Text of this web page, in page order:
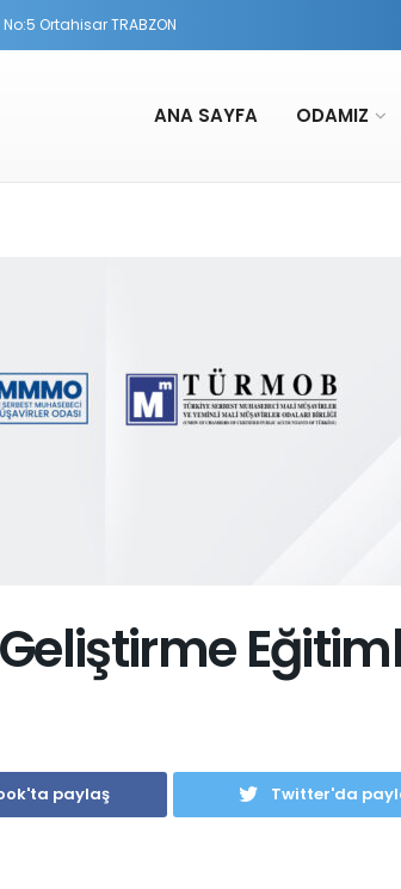
Ortahisar TRABZON
ANA SAYFA ODAMIZ
paylaş Twitter'da